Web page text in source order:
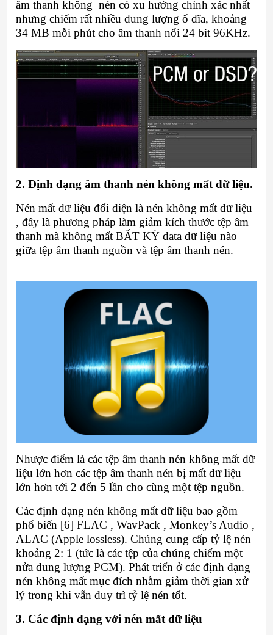
âm thanh không nén có xu hướng chính xác nhất
nhưng chiếm rất nhiều dung lượng ổ đĩa, khoảng
34 MB mỗi phút cho âm thanh nổi 24 bit 96KHz.
2. Định dạng âm thanh nén không mất dữ liệu.
Nén mất dữ liệu đối diện là nén không mất dữ liệu
, đây là phương pháp làm giảm kích thước tệp âm
thanh mà không mất BẤT KỲ data dữ liệu nào
giữa tệp âm thanh nguồn và tệp âm thanh nén.
Nhược điểm là các tệp âm thanh nén không mất dữ
liệu lớn hơn các tệp âm thanh nén bị mất dữ liệu
lớn hơn tới 2 đến 5 lần cho cùng một tệp nguồn.
Các định dạng nén không mất dữ liệu bao gồm
phổ biến [6] FLAC , WavPack , Monkey’s Audio ,
ALAC (Apple lossless). Chúng cung cấp tỷ lệ nén
khoảng 2: 1 (tức là các tệp của chúng chiếm một
nửa dung lượng PCM). Phát triển ở các định dạng
nén không mất mục đích nhằm giảm thời gian xử
lý trong khi vẫn duy trì tỷ lệ nén tốt.
3. Các định dạng với nén mất dữ liệu